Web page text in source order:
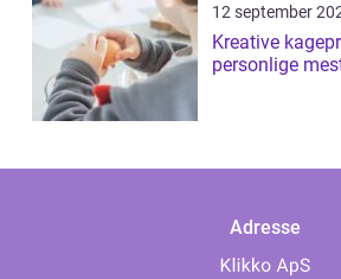
12 september
Kreative
personlige
Adresse